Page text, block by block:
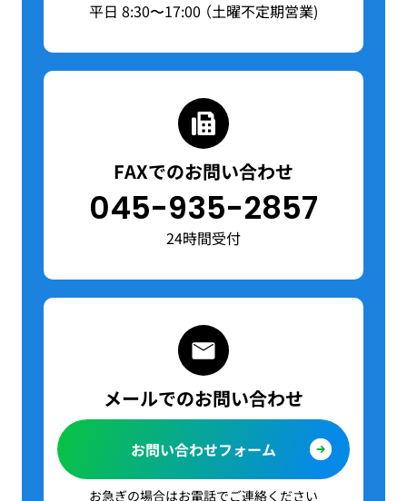
平日 8:30〜17:00 （土曜不定期営業)
FAXでのお問い合わせ
045-935-2857
24時間受付
メールでのお問い合わせ
お問い合わせフォーム
お急ぎの場合はお電話でご連絡ください